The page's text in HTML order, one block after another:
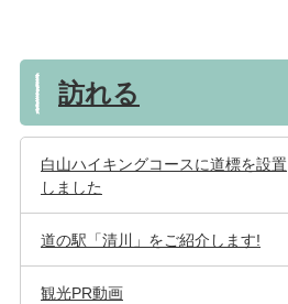
訪れる
白山ハイキングコースに道標を設置
しました
道の駅「清川」をご紹介します!
観光PR動画